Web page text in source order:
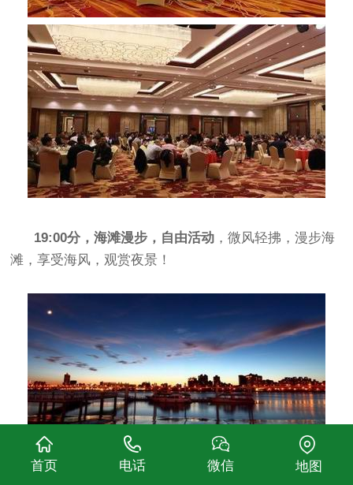
19:00分，海滩漫步，自由活动 ，微风轻拂，漫步海
滩，享受海风，观赏夜景！
首页 电话 微信 地图